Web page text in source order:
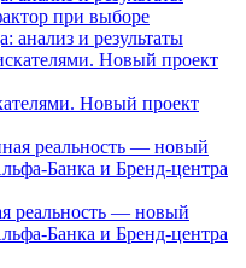
при выборе
анализ и результаты
Новый проект
реальность — новый
Банка и Бренд-центра